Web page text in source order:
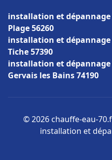
installation et
Plage 56260
installation et
Tiche 57390
installation et
Gervais les Bains 74190
© 2026 chauffe-eau-
installation et